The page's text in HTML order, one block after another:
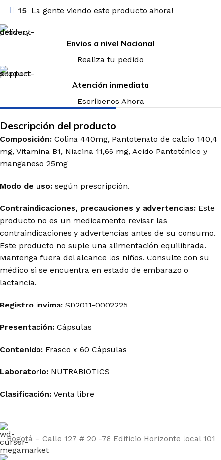
15 La gente viendo este producto ahora!
Envios a nivel Nacional
Realiza tu pedido
Atención inmediata
Escríbenos Ahora
Descripción del producto
Composición: Colina 440mg, Pantotenato de calcio 140,4
mg, Vitamina B1, Niacina 11,66 mg, Acido Pantoténico y
manganeso 25mg
Modo de uso: según prescripción.
Contraindicaciones, precauciones y advertencias: Este
producto no es un medicamento revisar las
contraindicaciones y advertencias antes de su consumo.
Este producto no suple una alimentación equilibrada.
Mantenga fuera del alcance los niños. Consulte con su
médico si se encuentra en estado de embarazo o
lactancia.
Registro invima: SD2011-0002225
Presentación: Cápsulas
Contenido: Frasco x 60 Cápsulas
Laboratorio: NUTRABIOTICS
Clasificación: Venta libre
Bogotá – Calle 127 # 20 -78 Edificio Horizonte local 101